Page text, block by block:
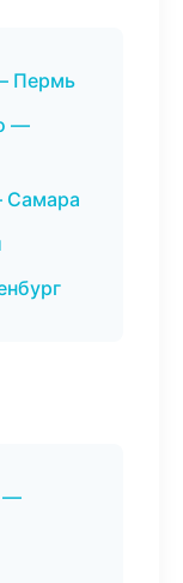
Пермь
—
Самара
—